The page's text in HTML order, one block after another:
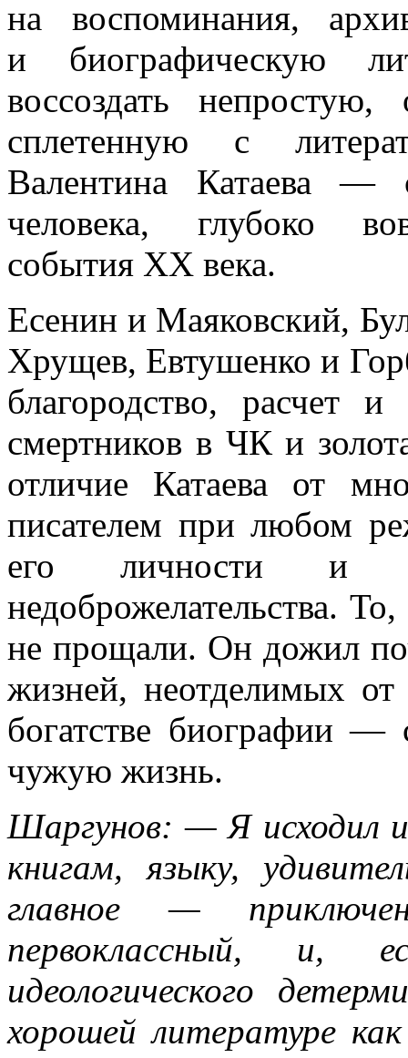
на воспоминания,
и биографическую
воссоздать непростую,
сплетенную с
Валентина Катаева —
человека, глубоко
события ХХ века.
Есенин и Маяковский,
Хрущев, Евтушенко и
благородство, расчет
смертников в ЧК и
отличие Катаева от
писателем при любом
его личности и
недоброжелательства.
не прощали. Он дожил
жизней, неотделимых
богатстве биографии
чужую жизнь.
Шаргунов: — Я исходил
книгам, языку,
главное —
первоклассный, и,
идеологического
хорошей литературе